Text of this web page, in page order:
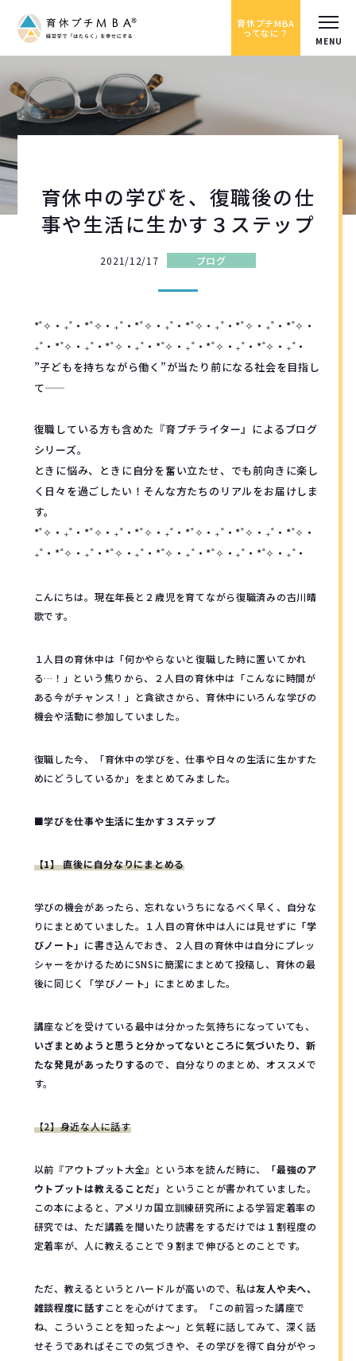
育休プチMBA
ってなに？
育休中の学びを、復職後の仕
事や生活に生かす３ステップ
2021/12/17 ブログ
*˚✧︎‧₊˚‧*˚✧︎‧₊˚‧*˚✧︎‧₊˚‧*˚✧︎‧₊˚‧*˚✧︎‧₊˚‧*˚✧︎‧
₊˚‧*˚✧︎‧₊˚‧*˚✧︎‧₊˚‧*˚✧︎‧₊˚‧*˚✧︎‧₊˚‧*˚✧︎‧₊˚‧
”子どもを持ちながら働く”が当たり前になる社会を目指し
て――
復職している方も含めた『育プチライター』によるブログ
シリーズ。
ときに悩み、ときに自分を奮い立たせ、でも前向きに楽し
く日々を過ごしたい！そんな方たちのリアルをお届けしま
す。
*˚✧︎‧₊˚‧*˚✧︎‧₊˚‧*˚✧︎‧₊˚‧*˚✧︎‧₊˚‧*˚✧︎‧₊˚‧*˚✧︎‧
₊˚‧*˚✧︎‧₊˚‧*˚✧︎‧₊˚‧*˚✧︎‧₊˚‧*˚✧︎‧₊˚‧*˚✧︎‧₊˚‧
こんにちは。現在年長と２歳児を育てながら復職済みの古川晴
歌です。
１人目の育休中は「何かやらないと復職した時に置いてかれ
る…！」という焦りから、２人目の育休中は「こんなに時間が
ある今がチャンス！」と貪欲さから、育休中にいろんな学びの
機会や活動に参加していました。
復職した今、「育休中の学びを、仕事や日々の生活に生かすた
めにどうしているか」をまとめてみました。
■学びを仕事や生活に生かす３ステップ
【1】 直後に自分なりにまとめる
学びの機会があったら、忘れないうちになるべく早く、自分な
りにまとめていました。１人目の育休中は人には見せずに 「学
びノート」 に書き込んでおき、２人目の育休中は自分にプレッ
シャーをかけるためにSNSに簡潔にまとめて投稿し、育休の最
後に同じく「学びノート」にまとめました。
講座などを受けている最中は分かった気持ちになっていても、
いざまとめようと思うと分かってないところに気づいたり、新
たな発見があったりするので、自分なりのまとめ、オススメで
す。
【2】身近な人に話す
以前『アウトプット大全』という本を読んだ時に、
「最強のア
ウトプットは教えることだ」 ということが書かれていました。
この本によると、アメリカ国立訓練研究所による学習定着率の
研究では、ただ講義を聞いたり読書をするだけでは１割程度の
定着率が、人に教えることで９割まで伸びるとのことです。
ただ、教えるというとハードルが高いので、私は友人や夫へ、
雑談程度に話すことを心がけてます。「この前習った講座で
ね、こういうことを知ったよ〜」と気軽に話してみて、深く話
せそうであればそこでの気づきや、その学びを得て自分がやっ